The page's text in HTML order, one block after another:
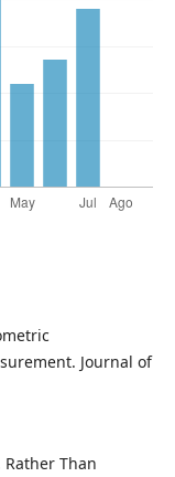
Journal of
Rather Than